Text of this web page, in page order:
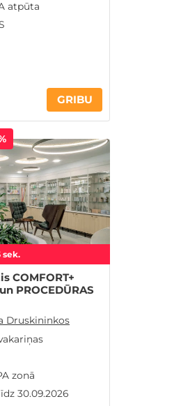
atpūta
GRIBU
sek.
COMFORT+
PROCEDŪRAS
Druskininkos
zonā
30.09.2026